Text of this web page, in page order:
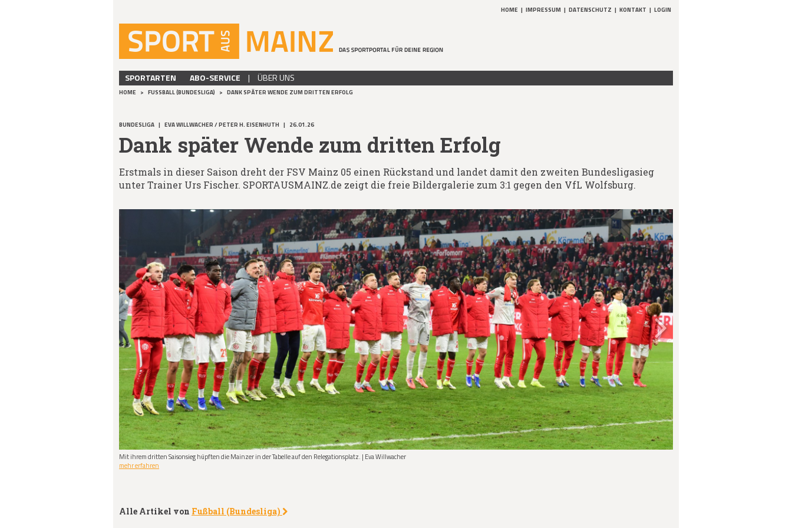
HOME | IMPRESSUM | DATENSCHUTZ | KONTAKT | LOGIN
SPORTARTEN ABO-SERVICE | ÜBER UNS
HOME > FUSSBALL (BUNDESLIGA) > DANK SPÄTER WENDE ZUM DRITTEN ERFOLG
BUNDESLIGA | EVA WILLWACHER / PETER H. EISENHUTH | 26.01.26
Dank später Wende zum dritten Erfolg
Erstmals in dieser Saison dreht der FSV Mainz 05 einen Rückstand und landet damit den zweiten Bundesligasieg
unter Trainer Urs Fischer. SPORTAUSMAINZ.de zeigt die freie Bildergalerie zum 3:1 gegen den VfL Wolfsburg.
Mit ihrem dritten Saisonsieg hüpften die Mainzer in der Tabelle auf den Relegationsplatz. | Eva Willwacher
mehr erfahren
Alle Artikel von Fußball (Bundesliga)